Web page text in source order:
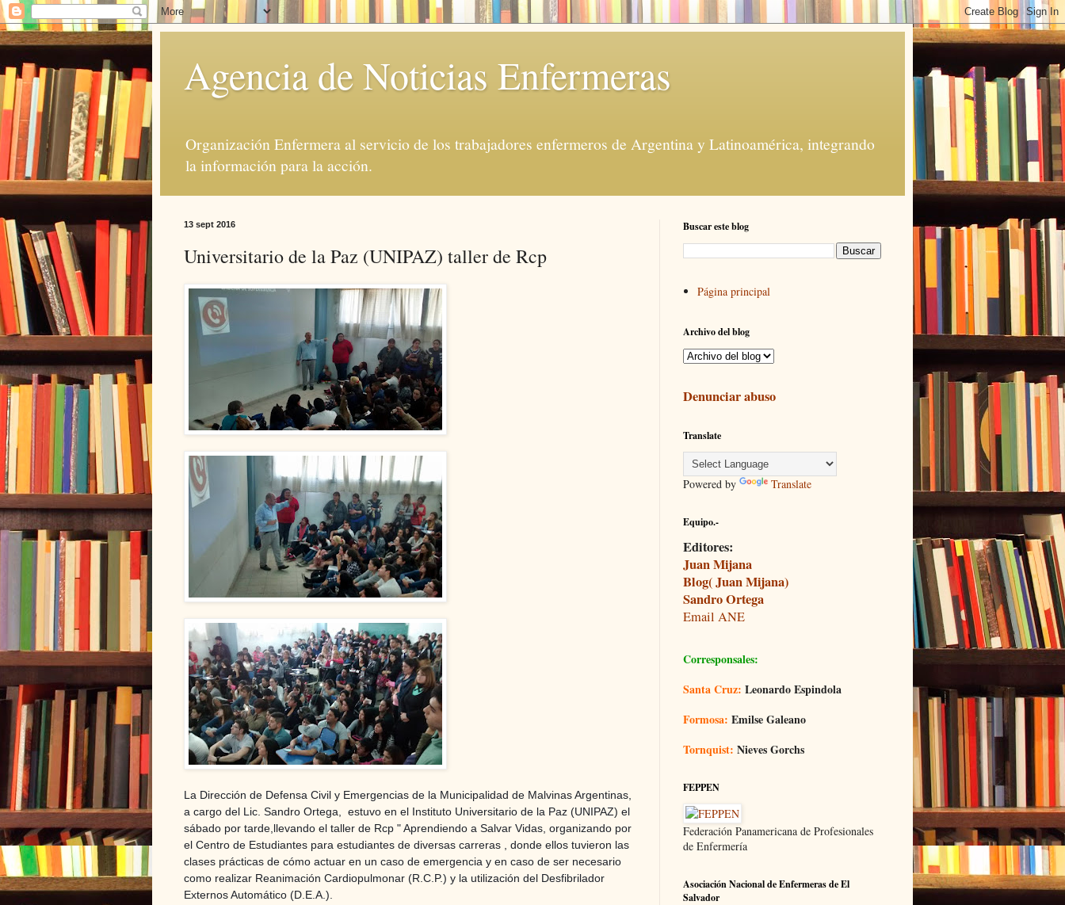
Agencia de Noticias Enfermeras
Organización Enfermera al servicio de los trabajadores enfermeros de Argentina y Latinoamérica, integrando
la información para la acción.
13 sept 2016
Universitario de la Paz (UNIPAZ) taller de Rcp
La Dirección de Defensa Civil y Emergencias de la Municipalidad de Malvinas Argentinas,
a cargo del Lic. Sandro Ortega, estuvo en el Instituto Universitario de la Paz (UNIPAZ) el
sábado por tarde,llevando el taller de Rcp " Aprendiendo a Salvar Vidas, organizando por
el Centro de Estudiantes para estudiantes de diversas carreras , donde ellos tuvieron las
clases prácticas de cómo actuar en un caso de emergencia y en caso de ser necesario
como realizar Reanimación Cardiopulmonar (R.C.P.) y la utilización del Desfibrilador
Externos Automático (D.E.A.).
Buscar este blog
Página principal
Archivo del blog
Denunciar abuso
Translate
Powered by Translate
Equipo.-
Editores:
Juan Mijana
Blog( Juan Mijana)
Sandro Ortega
Email ANE
Corresponsales:
Santa Cruz: Leonardo Espindola
Formosa: Emilse Galeano
Tornquist: Nieves Gorchs
FEPPEN
Federación Panamericana de Profesionales
de Enfermería
Asociación Nacional de Enfermeras de El
Salvador